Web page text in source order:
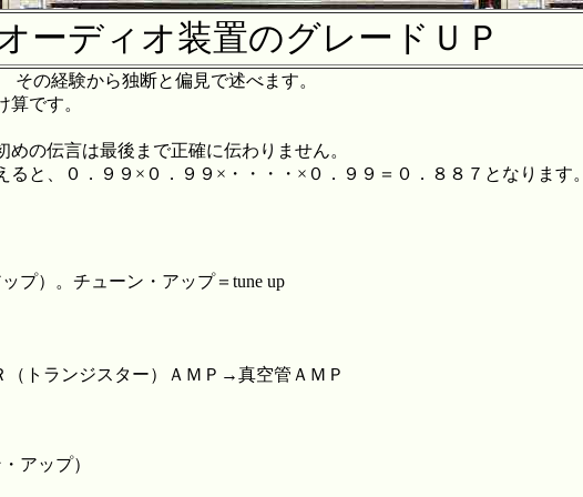
ーディオ装置のグレードＵＰ
の経験から独断と偏見で述べます。
です。
の伝言は最後まで正確に伝わりません。
と、０．９９×０．９９×・・・・×０．９９＝０．８８７となります。
プ）。チューン・アップ＝tune up
トランジスター）ＡＭＰ→真空管ＡＭＰ
アップ）